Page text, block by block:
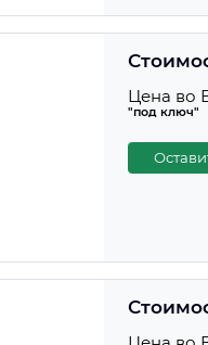
Цена во
"под ключ"